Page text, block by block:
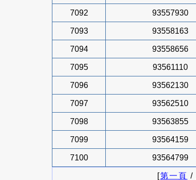
7092 93557930
7093 93558163
7094 93558656
7095 93561110
7096 93562130
7097 93562510
7098 93563855
7099 93564159
7100 93564799
[第一頁 /